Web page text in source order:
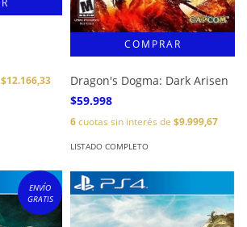
$12.166,33
Dragon's Dogma: Dark Arisen
$59.998
6cuotas sin interés de $9.999,67
LISTADO COMPLETO
ENVÍO
GRATIS